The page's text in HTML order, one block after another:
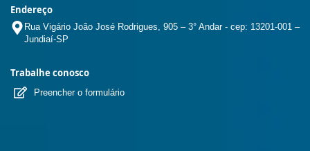
Endereço
Rua Vigário João José Rodrigues, 905 – 3° Andar - cep: 13201-001 –
Jundiaí-SP
Trabalhe conosco
Preencher o formulário